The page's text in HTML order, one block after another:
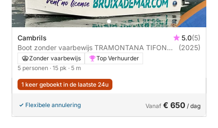
Cambrils 5.0(5)
Boot zonder vaarbewijs TRAMONTANA TIFON
500 CLASSIC OPEN 15pk
(2025)
Zonder vaarbewijs
Top Verhuurder
5 personen · 15 pk · 5 m
1 keer geboekt in de laatste 24u
Flexibele annulering Vanaf € 650 / dag